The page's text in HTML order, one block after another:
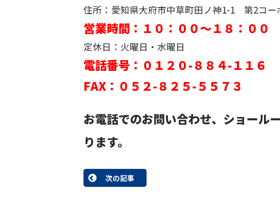
住所：愛知県大府市中草町田ノ神1-1 第2コー
営業時間：１０：００～１８：００
定休日：火曜日・水曜日
電話番号：０１２０-８８４-１１６
FAX：０５２-８２５-５５７３
お電話でのお問い合わせ、ショール
ります。
次の記事